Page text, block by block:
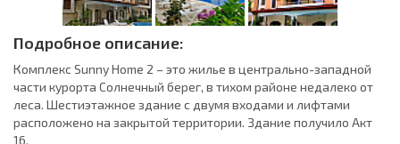
Подробное описание:
Комплекс Sunny Home 2 – это жилье в центрально-западной
части курорта Солнечный берег, в тихом районе недалеко от
леса. Шестиэтажное здание с двумя входами и лифтами
расположено на закрытой территории. Здание получило Акт
16.